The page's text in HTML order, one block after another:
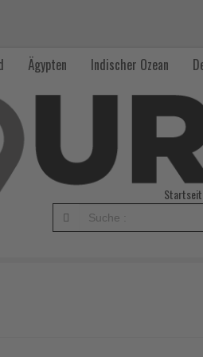
Ägypten Indischer Ozean